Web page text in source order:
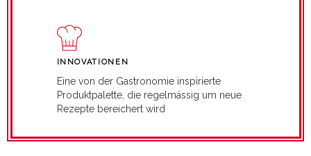
INNOVATIONEN
Eine von der Gastronomie inspirierte
Produktpalette, die regelmässig um neue
Rezepte bereichert wird